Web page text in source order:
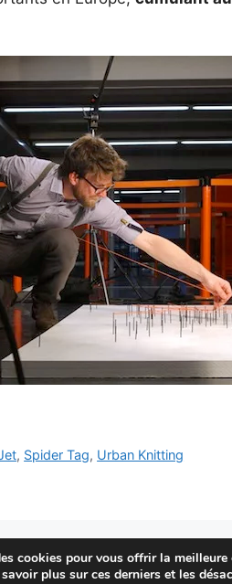
, Spider Tag, Urban Knitting
© Mathieu
cookies pour vous offrir la meilleure
plus sur ces derniers et les